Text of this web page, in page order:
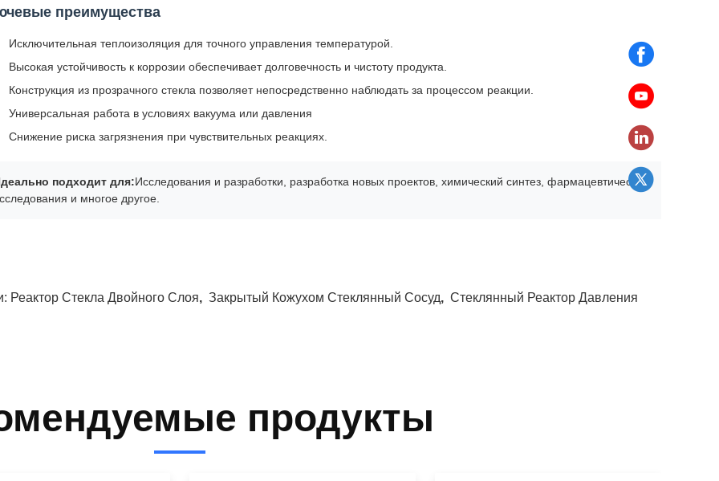
преимущества
Исключительная теплоизоляция для точного управления температурой.
Высокая устойчивость к коррозии обеспечивает долговечность и чистоту продукта.
Конструкция из прозрачного стекла позволяет непосредственно наблюдать за процессом реакции.
Универсальная работа в условиях вакуума или давления
Снижение риска загрязнения при чувствительных реакциях.
подходит для:Исследования и разработки, разработка новых проектов, химический синтез, фармацевтические
и многое другое.
Реактор Стекла Двойного Слоя, Закрытый Кожухом Стеклянный Сосуд, Стеклянный Реактор Давления
продукты